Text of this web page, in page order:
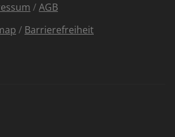
/AGB
/ Barrierefreiheit